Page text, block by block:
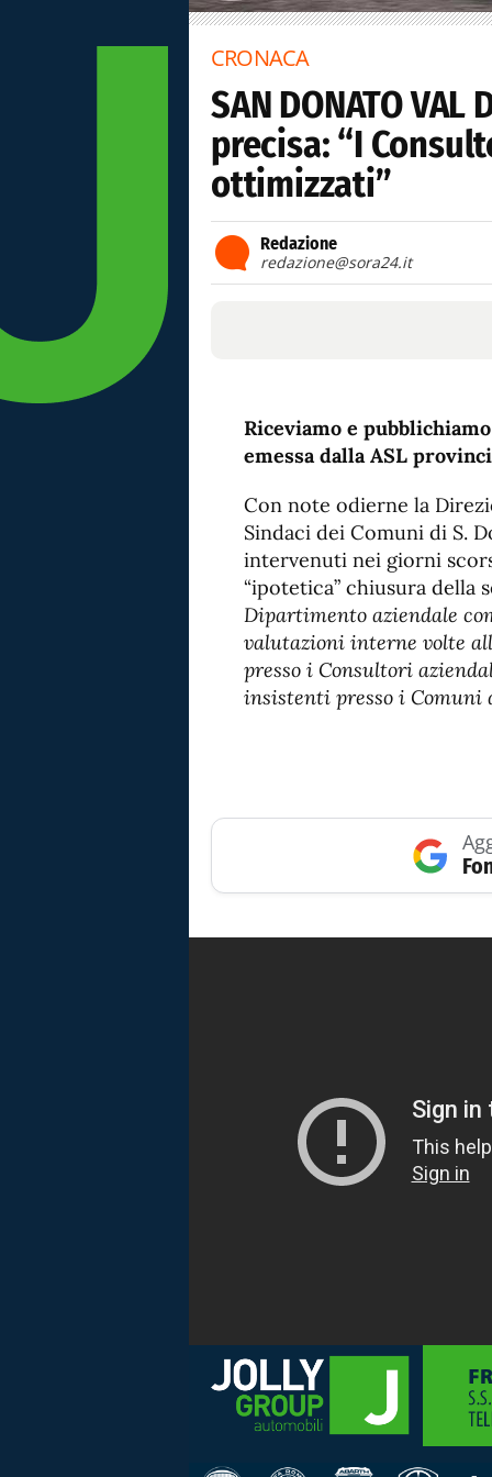
CRONACA
SAN DONATO VAL
precisa: “I
ottimizzati”
Redazione
redazione@sora24.it
Riceviamo e
emessa dalla ASL
Con note odierne la
Sindaci dei Comuni di S.
intervenuti nei giorni
“ipotetica” chiusura della
Dipartimento aziendale
valutazioni interne volte
presso i Consultori
insistenti presso i Comuni